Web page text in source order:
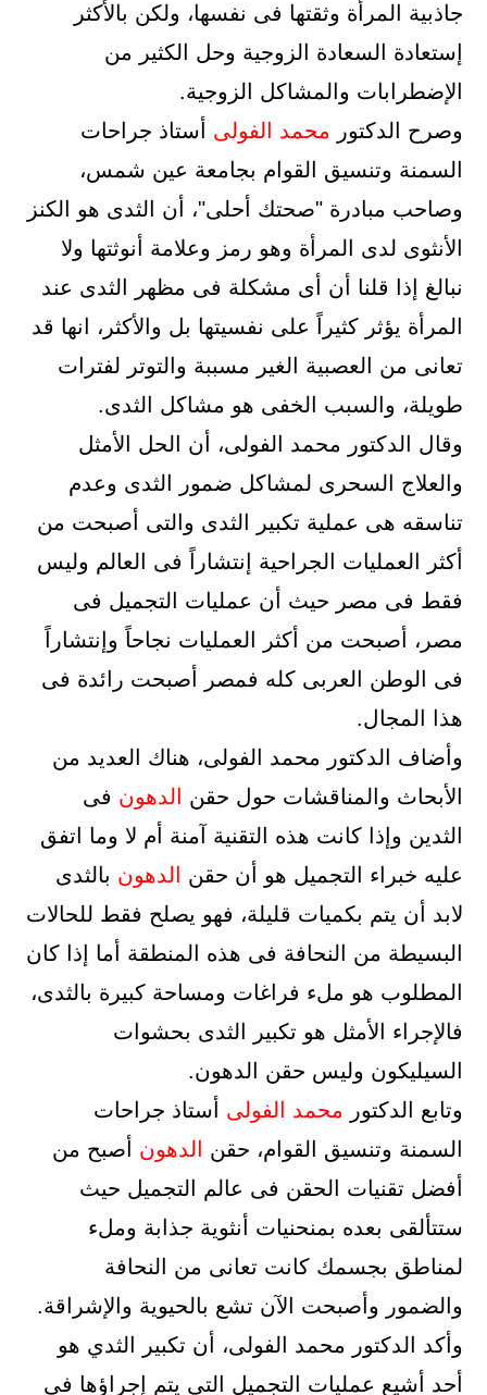
جاذبية المرأة وثقتها فى نفسها، ولكن بالأكثر
إستعادة السعادة الزوجية وحل الكثير من
الإضطرابات والمشاكل الزوجية.
وصرح الدكتور محمد الفولى أستاذ جراحات
السمنة وتنسيق القوام بجامعة عين شمس،
وصاحب مبادرة "صحتك أحلى"، أن الثدى هو الكنز
الأنثوى لدى المرأة وهو رمز وعلامة أنوثتها ولا
نبالغ إذا قلنا أن أى مشكلة فى مظهر الثدى عند
المرأة يؤثر كثيراً على نفسيتها بل والأكثر، انها قد
تعانى من العصبية الغير مسببة والتوتر لفترات
طويلة، والسبب الخفى هو مشاكل الثدى.
وقال الدكتور محمد الفولى، أن الحل الأمثل
والعلاج السحرى لمشاكل ضمور الثدى وعدم
تناسقه هى عملية تكبير الثدى والتى أصبحت من
أكثر العمليات الجراحية إنتشاراً فى العالم وليس
فقط فى مصر حيث أن عمليات التجميل فى
مصر، أصبحت من أكثر العمليات نجاحاً وإنتشاراً
فى الوطن العربى كله فمصر أصبحت رائدة فى
هذا المجال.
وأضاف الدكتور محمد الفولى، هناك العديد من
الأبحاث والمناقشات حول حقن
الدهون فى
الثدين وإذا كانت هذه التقنية آمنة أم لا وما اتفق
عليه خبراء التجميل هو أن حقن
الدهون بالثدى
لابد أن يتم بكميات قليلة، فهو يصلح فقط للحالات
البسيطة من النحافة فى هذه المنطقة أما إذا كان
المطلوب هو ملء فراغات ومساحة كبيرة بالثدى،
فالإجراء الأمثل هو تكبير الثدى بحشوات
السيليكون وليس حقن الدهون.
وتابع الدكتور محمد الفولى أستاذ جراحات
السمنة وتنسيق القوام، حقن
الدهون أصبح من
أفضل تقنيات الحقن فى عالم التجميل حيث
ستتألقى بعده بمنحنيات أنثوية جذابة وملء
لمناطق بجسمك كانت تعانى من النحافة
والضمور وأصبحت الآن تشع بالحيوية والإشراقة.
وأكد الدكتور محمد الفولى، أن تكبير الثدي هو
أحد أشيع عمليات التجميل التي يتم إجراؤها في